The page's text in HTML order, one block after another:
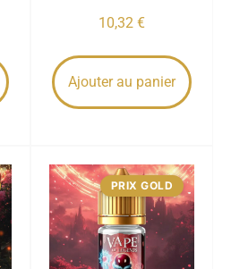
10,32 €
Ajouter au panier
PRIX GOLD